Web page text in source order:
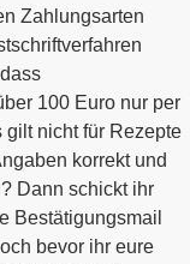
Zahlungsarten
100 Euro nur per
gilt nicht für Rezepte
korrekt und
Dann schickt ihr
Bestätigungsmail
bevor ihr eure